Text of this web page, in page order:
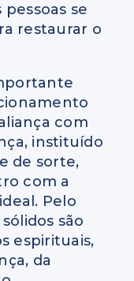
se
restaurar o
com
instituído
de sorte,
com a
Pelo
são
espirituais,
da